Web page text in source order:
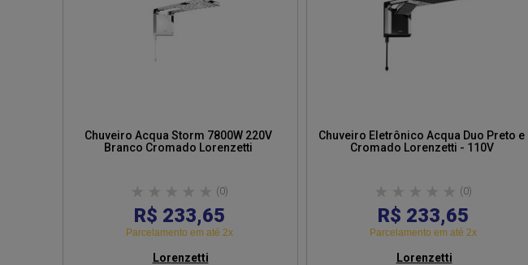
Chuveiro Acqua Storm 7800W 220V
Branco Cromado Lorenzetti
(0)
R$ 233,65
Parcelamento em até 2x
Lorenzetti
Chuveiro Eletrônico Acqua Duo Preto e
Cromado Lorenzetti - 110V
(0)
R$ 233,65
Parcelamento em até 2x
Lorenzetti